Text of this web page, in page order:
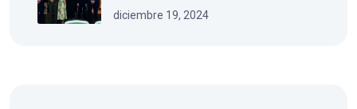
diciembre 19, 2024